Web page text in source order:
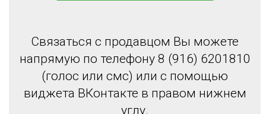
Связаться с продавцом Вы можете
напрямую по телефону 8 (916) 6201810
(голос или смс) или с помощью
виджета ВКонтакте в правом нижнем
углу.